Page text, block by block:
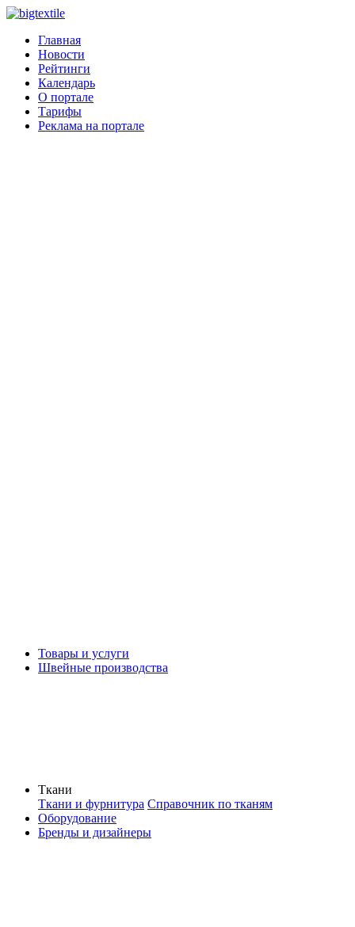
Главная
Новости
Рейтинги
Календарь
О портале
Тарифы
Реклама на портале
Товары и услуги
Швейные производства
Ткани
Ткани и фурнитура Справочник по тканям
Оборудование
Бренды и дизайнеры